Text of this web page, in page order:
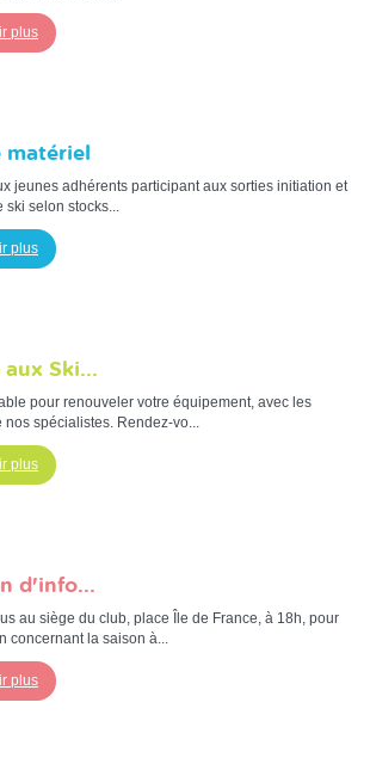
plus
matériel
jeunes adhérents participant aux sorties initiation et
ski selon stocks...
plus
aux Ski...
pour renouveler votre équipement, avec les
nos spécialistes. Rendez-vo...
plus
d'info...
au siège du club, place Île de France, à 18h, pour
concernant la saison à...
plus